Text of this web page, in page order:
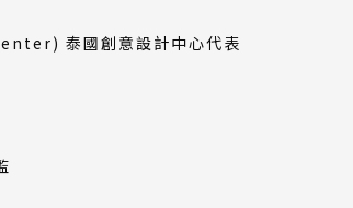
泰國創意設計中心代表